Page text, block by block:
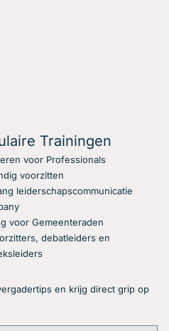
Trainingen
voor Professionals
voorzitten
leiderschapscommunicatie
voor Gemeenteraden
debatleiders en
en krijg direct grip op